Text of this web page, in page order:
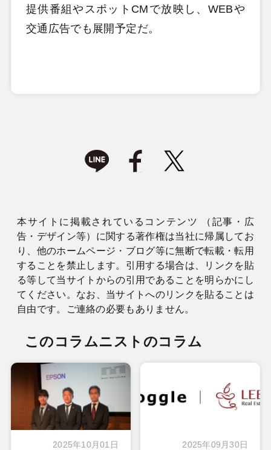
提供番組やスポットCMで放映し、WEBや
交通広告でも展開予定だ。
本サイトに掲載されているコンテンツ （記事・広
告・デザイン等）に関する著作権は当社に帰属してお
り、他のホームページ・ブログ等に無断で転載・転用
することを禁止します。引用する場合は、リンクを貼
る等して当サイトからの引用であることを明らかにし
てください。なお、当サイトへのリンクを貼ることは
自由です。ご連絡の必要もありません。
このコラムニストのコラム
2025年10月01日 2025年09月30日